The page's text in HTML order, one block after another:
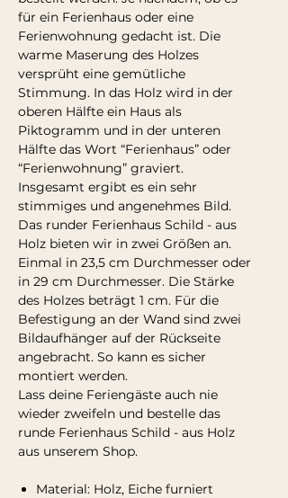
für ein Ferienhaus oder eine
Ferienwohnung gedacht ist. Die
warme Maserung des Holzes
versprüht eine gemütliche
Stimmung. In das Holz wird in der
oberen Hälfte ein Haus als
Piktogramm und in der unteren
Hälfte das Wort “Ferienhaus” oder
“Ferienwohnung” graviert.
Insgesamt ergibt es ein sehr
stimmiges und angenehmes Bild.
Das runder Ferienhaus Schild - aus
Holz bieten wir in zwei Größen an.
Einmal in 23,5 cm Durchmesser oder
in 29 cm Durchmesser. Die Stärke
des Holzes beträgt 1 cm. Für die
Befestigung an der Wand sind zwei
Bildaufhänger auf der Rückseite
angebracht. So kann es sicher
montiert werden.
Lass deine Feriengäste auch nie
wieder zweifeln und bestelle das
runde Ferienhaus Schild - aus Holz
aus unserem Shop.
Material: Holz, Eiche furniert